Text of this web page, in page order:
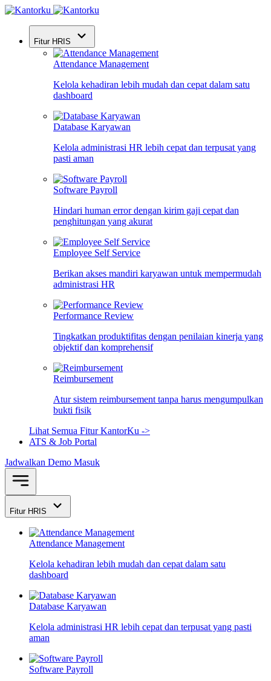
Fitur HRIS
Attendance Management
Kelola kehadiran lebih mudah dan cepat dalam satu
dashboard
Database Karyawan
Kelola administrasi HR lebih cepat dan terpusat yang
pasti aman
Software Payroll
Hindari human error dengan kirim gaji cepat dan
penghitungan yang akurat
Employee Self Service
Berikan akses mandiri karyawan untuk mempermudah
administrasi HR
Performance Review
Tingkatkan produktifitas dengan penilaian kinerja yang
objektif dan komprehensif
Reimbursement
Atur sistem reimbursement tanpa harus mengumpulkan
bukti fisik
Lihat Semua Fitur KantorKu ->
ATS & Job Portal
Jadwalkan Demo Masuk
Fitur HRIS
Attendance Management
Kelola kehadiran lebih mudah dan cepat dalam satu
dashboard
Database Karyawan
Kelola administrasi HR lebih cepat dan terpusat yang pasti
aman
Software Payroll